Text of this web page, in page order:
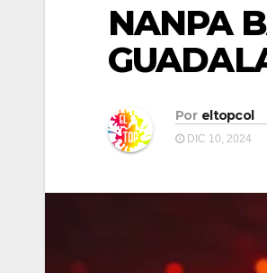
NANPA
Por eltopcol
DIC 10, 2024